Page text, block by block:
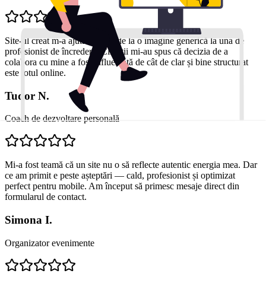
Site-ul creat m-a ajutat să trec de la o imagine generică la una de
profesionist de încredere. Clienții mi-au spus că decizia de a
colabora cu mine a fost influențată de cât de clar și bine structurat
este totul online.
Tudor N.
Coach de dezvoltare personală
Mi-a fost teamă că un site nu o să reflecte autentic energia mea. Dar
ce am primit e peste așteptări — cald, profesionist și optimizat
perfect pentru mobile. Am început să primesc mesaje direct din
formularul de contact.
Simona I.
Organizator evenimente